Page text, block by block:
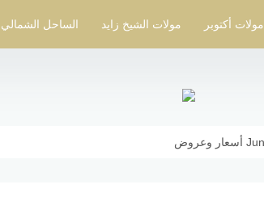
مولات أكتوبر مولات الشيخ زايد الساحل الشمالي